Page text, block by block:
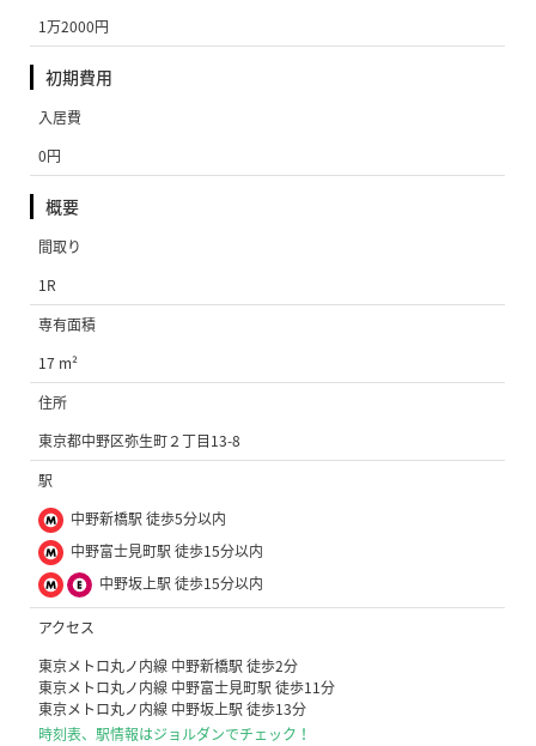
1万2000円
初期費用
入居費
0円
概要
間取り
1R
専有面積
17 m²
住所
東京都中野区弥生町２丁目13-8
駅
中野新橋駅 徒歩5分以内
中野富士見町駅 徒歩15分以内
中野坂上駅 徒歩15分以内
アクセス
東京メトロ丸ノ内線 中野新橋駅 徒歩2分
東京メトロ丸ノ内線 中野富士見町駅 徒歩11分
東京メトロ丸ノ内線 中野坂上駅 徒歩13分
時刻表、駅情報はジョルダンでチェック！